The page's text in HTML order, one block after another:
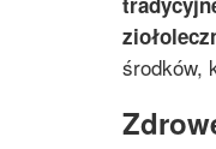
środków,